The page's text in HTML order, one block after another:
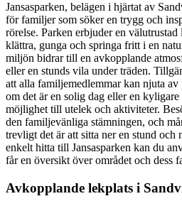
Jansasparken, belägen i hjärtat av
för familjer som söker en trygg och
rörelse. Parken erbjuder en välutrustad
klättra, gunga och springa fritt i en
miljön bidrar till en avkopplande
eller en stunds vila under träden.
att alla familjemedlemmar kan njuta
om det är en solig dag eller en
möjlighet till utelek och aktiviteter.
den familjevänliga stämningen, och
trevligt det är att sitta ner en stund
enkelt hitta till Jansasparken kan du
får en översikt över området och dess
Avkopplande lekplats i